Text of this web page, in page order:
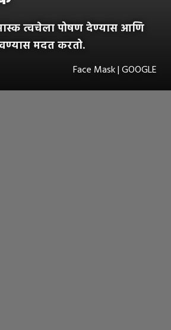
त्वचेला पोषण देण्यास आणि
मदत करतो.
Face Mask | GOOGLE